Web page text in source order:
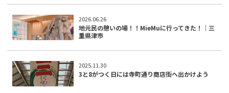
2026.06.26
地元民の憩いの場！！MieMuに行ってきた！｜三
重県津市
2025.11.30
3と8がつく日には寺町通り商店街へ出かけよう